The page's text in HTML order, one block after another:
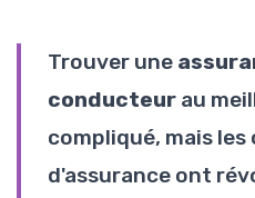
Trouver une
conducteur au
compliqué, mais
d'assurance ont